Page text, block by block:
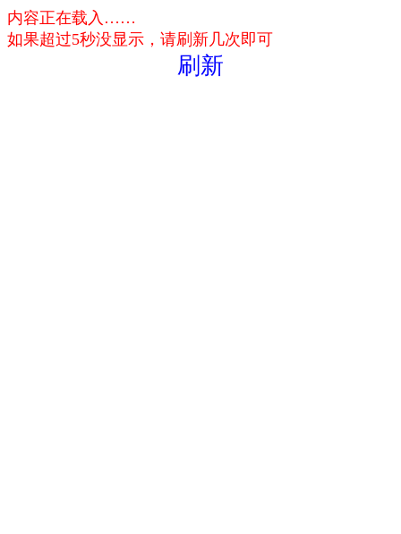
内容正在载入……
如果超过5秒没显示，请刷新几次即可
刷新